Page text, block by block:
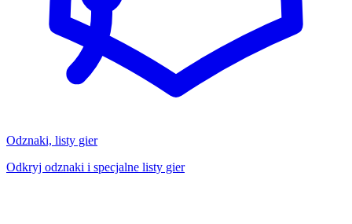
Odznaki, listy gier
Odkryj odznaki i specjalne listy gier